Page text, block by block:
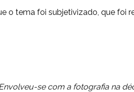
o tema foi subjetivizado, que
se com a fotografia na